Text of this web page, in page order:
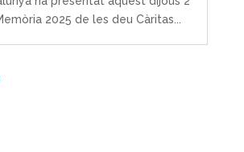
2025 de les deu Càritas...